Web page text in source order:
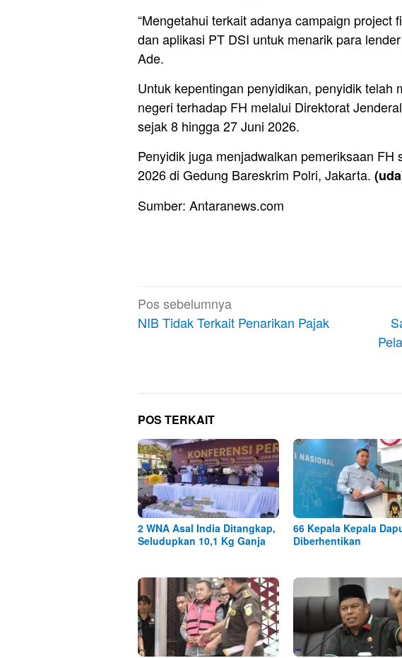
“Mengetahui terkait adanya campaign project
dan aplikasi PT DSI untuk menarik para
Ade.
Untuk kepentingan penyidikan, penyidik telah
negeri terhadap FH melalui Direktorat
sejak 8 hingga 27 Juni 2026.
Penyidik juga menjadwalkan pemeriksaan FH
2026 di Gedung Bareskrim Polri, Jakarta.
Sumber: Antaranews.com
Navigasi
pos
Pos sebelumnya
NIB Tidak Terkait Penarikan Pajak
POS TERKAIT
2 WNA Asal India Ditangkap,
Seludupkan 10,1 Kg Ganja
66 Kepala Kepala
Diberhentikan